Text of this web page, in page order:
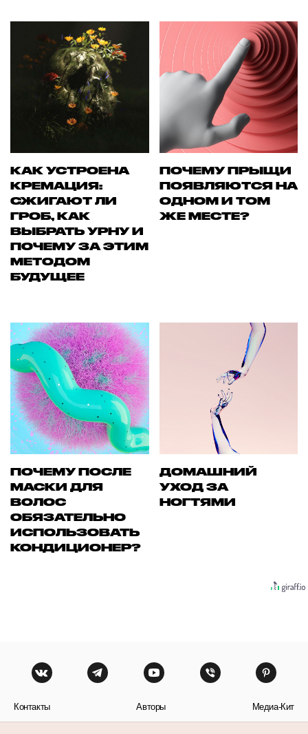
КАК УСТРОЕНА
КРЕМАЦИЯ:
СЖИГАЮТ ЛИ
ГРОБ, КАК
ВЫБРАТЬ УРНУ И
ПОЧЕМУ ЗА ЭТИМ
МЕТОДОМ
БУДУЩЕЕ
ПОЧЕМУ ПРЫЩИ
ПОЯВЛЯЮТСЯ НА
ОДНОМ И ТОМ
ЖЕ МЕСТЕ?
ПОЧЕМУ ПОСЛЕ
МАСКИ ДЛЯ
ВОЛОС
ОБЯЗАТЕЛЬНО
ИСПОЛЬЗОВАТЬ
КОНДИЦИОНЕР?
ДОМАШНИЙ
УХОД ЗА
НОГТЯМИ
Контакты Авторы Медиа-Кит